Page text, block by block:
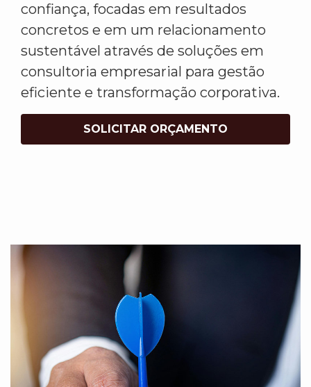
confiança, focadas em resultados
concretos e em um relacionamento
sustentável através de soluções em
consultoria empresarial para gestão
eficiente e transformação corporativa.
SOLICITAR ORÇAMENTO